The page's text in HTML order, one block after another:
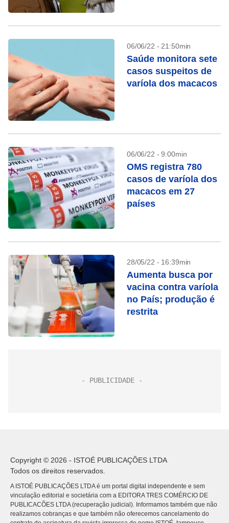
06/06/22 - 21:50min
Saúde monitora sete
casos suspeitos de
varíola dos macacos
06/06/22 - 9:00min
OMS registra 780
casos de varíola dos
macacos em 27
países
28/05/22 - 16:39min
Aumenta busca por
vacina contra varíola
no País; produção é
restrita
Copyright © 2026 - ISTOÉ PUBLICAÇÕES LTDA
Todos os direitos reservados.
A ISTOÉ PUBLICAÇÕES LTDA é um portal digital independente e sem
vinculação editorial e societária com a EDITORA TRES COMÉRCIO DE
PUBLICACÕES LTDA (recuperação judicial). Informamos também que não
realizamos cobranças e que também não oferecemos cancelamento do